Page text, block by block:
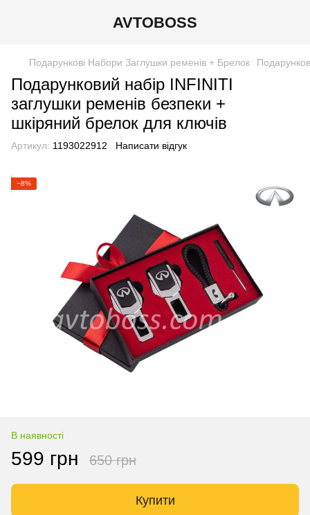
AVTOBOSS
Подарункові Набори Заглушки ременів + Брелок
Подарунковий набір INFINITI
заглушки ременів безпеки +
шкіряний брелок для ключів
Артикул: 1193022912 Написати відгук
−8%
В наявності
599 грн 650 грн
Купити